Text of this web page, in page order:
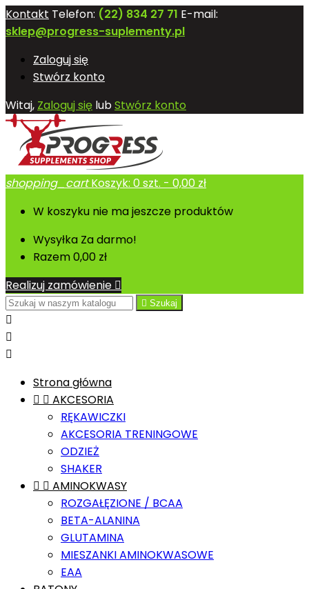
Kontakt Telefon: (22) 834 27 71 E-mail:
sklep@progress-suplementy.pl
Zaloguj się
Stwórz konto
Witaj, Zaloguj się lubStwórz konto
shopping_cart Koszyk: 0szt. - 0,00 zł
W koszyku nie ma jeszcze produktów
Wysyłka Za darmo!
Razem0,00 zł
Realizuj zamówienie 
 Szukaj



Strona główna
  AKCESORIA
RĘKAWICZKI
AKCESORIA TRENINGOWE
ODZIEŻ
SHAKER
  AMINOKWASY
ROZGAŁĘZIONE / BCAA
BETA-ALANINA
GLUTAMINA
MIESZANKI AMINOKWASOWE
EAA